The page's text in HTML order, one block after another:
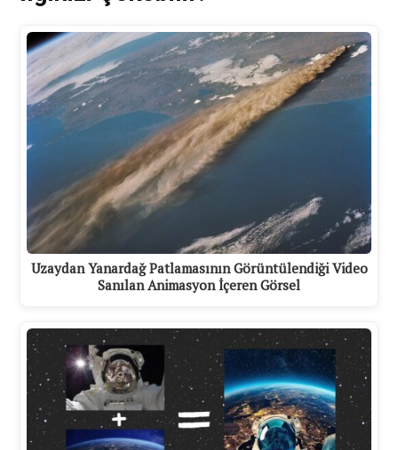
Uzaydan Yanardağ Patlamasının Görüntülendiği Video
Sanılan Animasyon İçeren Görsel